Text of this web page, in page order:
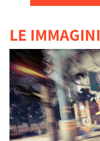
LE IMMAGINI